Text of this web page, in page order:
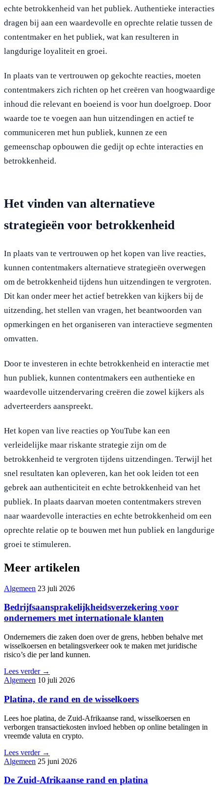
echte betrokkenheid van het publiek. Authentieke interacties
dragen bij aan een waardevolle en oprechte relatie tussen de
contentmaker en het publiek, wat kan resulteren in
langdurige loyaliteit en groei.
In plaats van te vertrouwen op gekochte reacties, moeten
contentmakers zich richten op het creëren van hoogwaardige
inhoud die relevant en boeiend is voor hun doelgroep. Door
waarde toe te voegen aan hun uitzendingen en actief te
communiceren met hun publiek, kunnen ze een
gemeenschap opbouwen die gedijt op echte interacties en
betrokkenheid.
Het vinden van alternatieve
strategieën voor betrokkenheid
In plaats van te vertrouwen op het kopen van live reacties,
kunnen contentmakers alternatieve strategieën overwegen
om de betrokkenheid tijdens hun uitzendingen te vergroten.
Dit kan onder meer het actief betrekken van kijkers bij de
uitzending, het stellen van vragen, het beantwoorden van
opmerkingen en het organiseren van interactieve segmenten
omvatten.
Door te investeren in echte betrokkenheid en interactie met
hun publiek, kunnen contentmakers een authentieke en
waardevolle uitzendervaring creëren die zowel kijkers als
adverteerders aanspreekt.
Het kopen van live reacties op YouTube kan een
verleidelijke maar riskante strategie zijn om de
betrokkenheid te vergroten tijdens uitzendingen. Terwijl het
snel resultaten kan opleveren, kan het ook leiden tot een
gebrek aan authenticiteit en echte betrokkenheid van het
publiek. In plaats daarvan moeten contentmakers streven
naar waardevolle interacties en echte betrokkenheid om een
oprechte relatie op te bouwen met hun publiek en langdurige
groei te stimuleren.
Meer artikelen
Algemeen 23 juli 2026
Bedrijfsaansprakelijkheidsverzekering voor
ondernemers met internationale klanten
Ondernemers die zaken doen over de grens, hebben behalve met
wisselkoersen en betalingsverkeer ook te maken met juridische
risico’s die per land kunnen.
Lees verder →
Algemeen 10 juli 2026
Platina, de rand en de wisselkoers
Lees hoe platina, de Zuid-Afrikaanse rand, wisselkoersen en
verborgen transactiekosten invloed hebben op online betalingen in
vreemde valuta en crypto.
Lees verder →
Algemeen 25 juni 2026
De Zuid-Afrikaanse rand en platina